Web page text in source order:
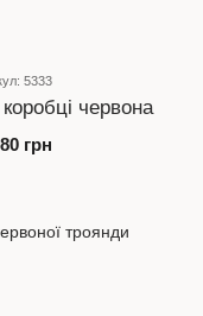
5333
червона
грн